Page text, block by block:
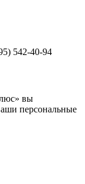
542-40-94
вы
персональные